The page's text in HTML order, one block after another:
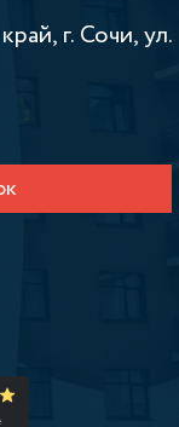
г. Сочи, ул.